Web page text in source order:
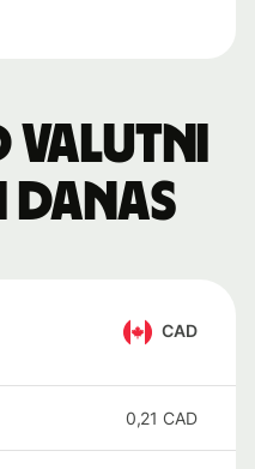
valutni
danas
CAD
0,21 CAD